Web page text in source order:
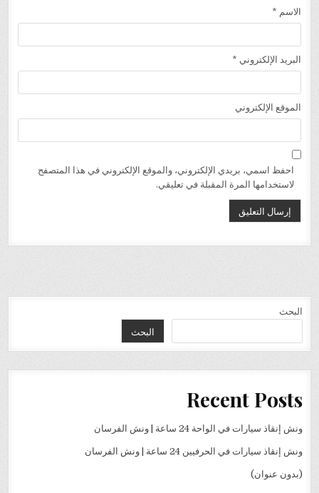
الاسم *
البريد الإلكتروني *
الموقع الإلكتروني
احفظ اسمي، بريدي الإلكتروني، والموقع الإلكتروني في هذا المتصفح
لاستخدامها المرة المقبلة في تعليقي.
البحث
البحث
Recent Posts
ونش إنقاذ سيارات في الواحة 24 ساعة | ونش الفرسان
ونش إنقاذ سيارات في الحرفيين 24 ساعة | ونش الفرسان
(بدون عنوان)